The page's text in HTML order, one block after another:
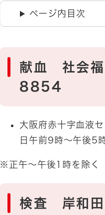
ページ内目次
献血 社会
8854 ​​​​
大阪府赤十字血液
日午前9時～午後5
※正午～午後1時を除く
検査 岸和